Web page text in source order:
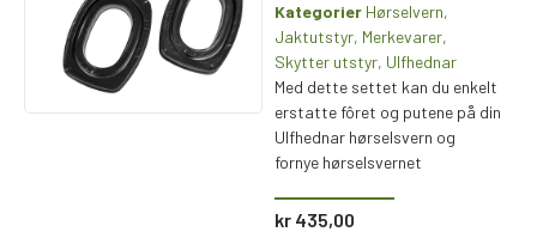
Kategorier Hørselvern,
Jaktutstyr, Merkevarer,
Skytter utstyr, Ulfhednar
Med dette settet kan du enkelt
erstatte fôret og putene på din
Ulfhednar hørselsvern og
fornye hørselsvernet
kr435,00